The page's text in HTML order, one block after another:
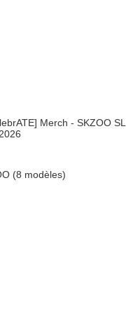
Merch - SKZOO
(8 modèles)